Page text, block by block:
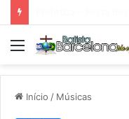
Menu
Início / Músicas